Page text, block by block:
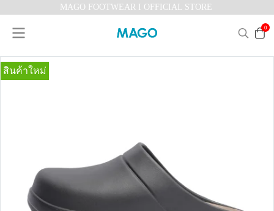
MAGO FOOTWEAR I OFFICIAL STORE
0
สินค้าใหม่